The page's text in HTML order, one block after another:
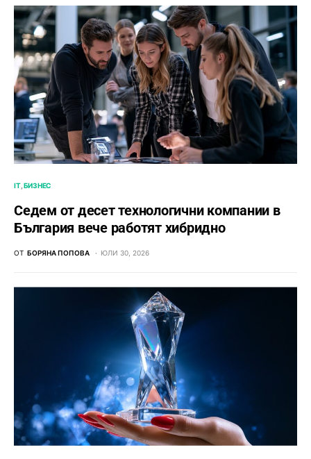
IT БИЗНЕС
Седем от десет технологични компании в
България вече работят хибридно
ОТ БОРЯНА ПОПОВА ЮЛИ 30, 2026